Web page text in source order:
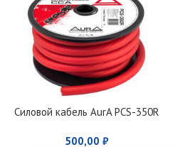
Силовой кабель AurA PCS-350R
500,00₽